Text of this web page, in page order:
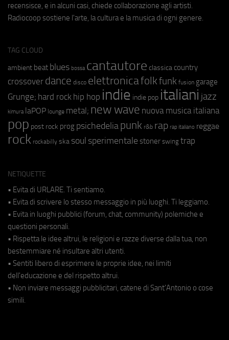
recensisce, e in alcuni casi, chiede collaborazione agli artisti.
Radiocoop sostiene l'arte, la cultura e la musica di ogni genere.
TAG CLOUD
ambient beat blues bossa cantautore classica country
crossover dance disco elettronicafolkfunk fusion garage
Grunge; hard rock hip hop indie indie pop italiani jazz
kimura laPOP lounge metal; new wave nuova musica italiana
pop post rock prog psichedeliapunk r&b rap rap italiano reggae
rock rockabilly ska soul sperimentale stoner swing trap
NETIQUETTE
• Evita di URLARE. Ti sentiamo.
• Evita di scrivere lo stesso messaggio in più luoghi. Ti leggiamo.
• Evita in luoghi pubblici (forum, chat, community) polemiche e
questioni personali.
• Rispetta le idee altrui, le religioni e razze diverse dalla tua, non
bestemmiare né insultare altri utenti.
• Sentiti libero di esprimere le proprie idee, nei limiti
dell'educazione e del rispetto altrui.
• Non inviare messaggi pubblicitari, catene di Sant'Antonio o cose
simili.